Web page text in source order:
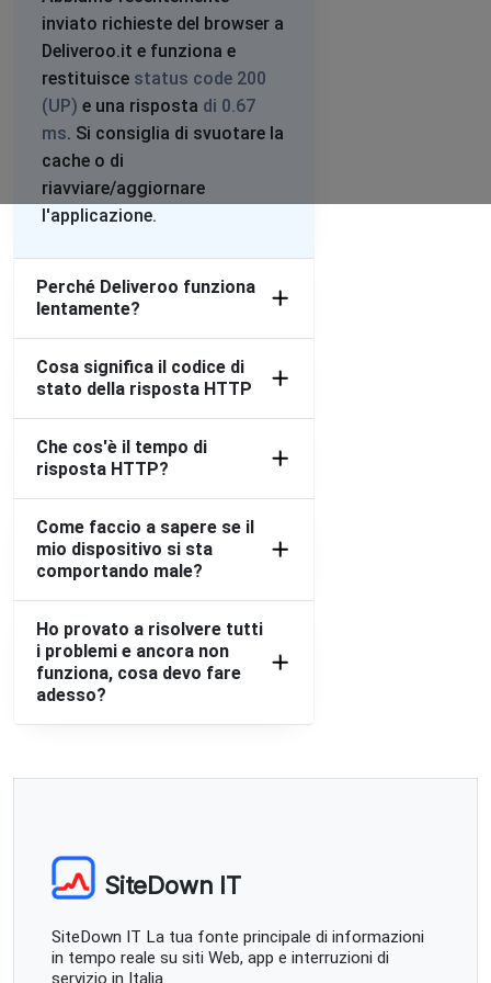
inviato richieste del browser a
Deliveroo.it e funziona e
restituisce status code 200
(UP) e una risposta di 0.67
ms. Si consiglia di svuotare la
cache o di
riavviare/aggiornare
l'applicazione.
Perché Deliveroo funziona
lentamente?
Cosa significa il codice di
stato della risposta HTTP
Che cos'è il tempo di
risposta HTTP?
Come faccio a sapere se il
mio dispositivo si sta
comportando male?
Ho provato a risolvere tutti
i problemi e ancora non
funziona, cosa devo fare
adesso?
SiteDown IT
SiteDown IT La tua fonte principale di informazioni
in tempo reale su siti Web, app e interruzioni di
servizio in Italia